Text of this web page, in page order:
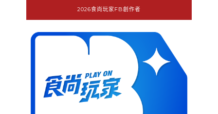
2026食尚玩家FB創作者